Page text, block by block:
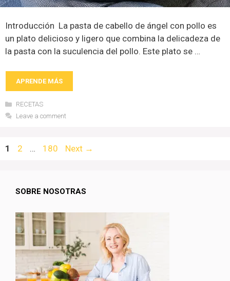
Introducción La pasta de cabello de ángel con pollo es
un plato delicioso y ligero que combina la delicadeza de
la pasta con la suculencia del pollo. Este plato se …
APRENDE MÁS
Categories
RECETAS
Leave a comment
Page
1 Page
2 … Page
180 Next →
SOBRE NOSOTRAS